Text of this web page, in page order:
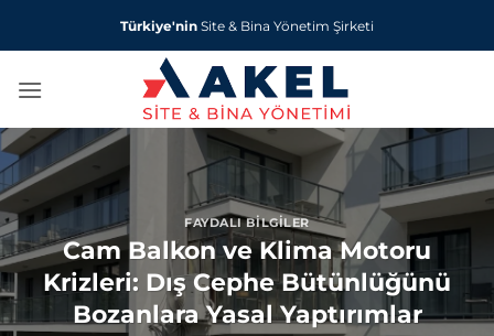
Türkiye'nin Site & Bina Yönetim Şirketi
FAYDALI BILGILER
Cam Balkon ve Klima Motoru
Krizleri: Dış Cephe Bütünlüğünü
Bozanlara Yasal Yaptırımlar